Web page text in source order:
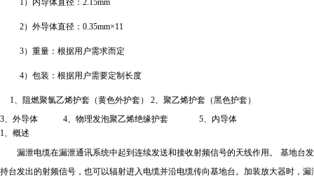
1）内导体直径： 2.15mm
2）外导体直径： 0.35mm×11
3）重量：根据用户需求而定
4）包装：根据用户需要定制长度
1、阻燃聚氯乙烯护套（黄色外护套） 2、聚乙烯护套（黑色护套）
3、外导体 4、物理发泡聚乙烯绝缘护套 5、内导体
1、概述
漏泄电缆在漏泄通讯系统中起到连续发送和接收射频信号的天线作用。
基地台
持台发出的射频信号，也可以辐射进入电缆并沿电缆传向基地台。加装放大器时，